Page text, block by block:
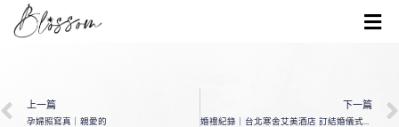
上一篇
孕婦照寫真｜親愛的
下一篇